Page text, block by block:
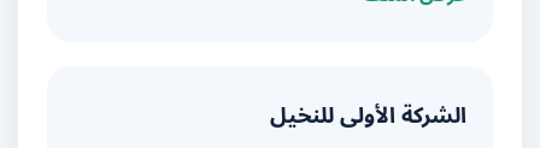
الشركة الأولى للنخيل